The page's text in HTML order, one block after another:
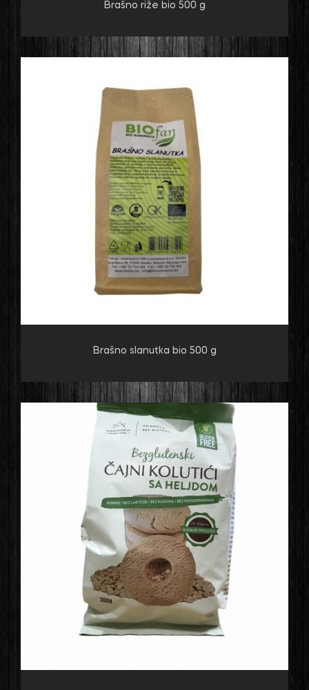
Brašno riže bio 500 g
Brašno slanutka bio 500 g